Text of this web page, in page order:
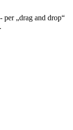
per „drag and drop“